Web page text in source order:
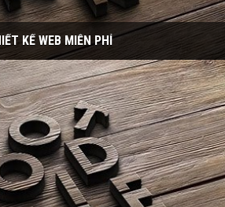
KẾ WEB MIỄN PHÍ